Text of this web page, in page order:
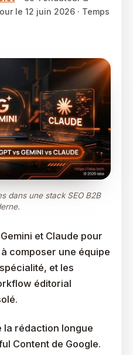
le 12 juin 2026· Temps
dans une stack SEO B2B
et Claude pour
composer une équipe
et les
éditorial
la rédaction longue
Content de Google.